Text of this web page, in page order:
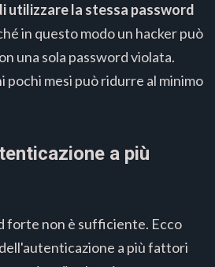
utilizzare la stessa password
in questo modo un hacker può
una sola password violata.
pochi mesi può ridurre al minimo
a più
forte non è sufficiente. Ecco
a più fattori